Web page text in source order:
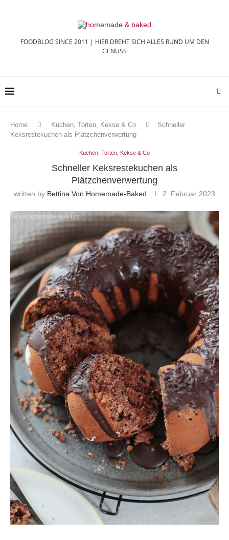
FOODBLOG SINCE 2011 | HIER DREHT SICH ALLES RUND UM DEN
GENUSS
Home Kuchen, Torten, Kekse & Co
Schneller
Keksrestekuchen als Plätzchenverwertung
Kuchen, Torten, Kekse & Co
Schneller Keksrestekuchen als
Plätzchenverwertung
written by Bettina Von Homemade-Baked 2. Februar 2023